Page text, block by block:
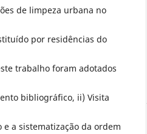
de limpeza urbana no
por residências do
trabalho foram adotados
bibliográfico, ii) Visita
a sistematização da ordem